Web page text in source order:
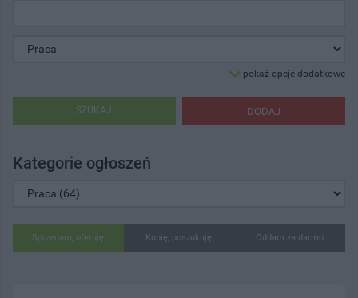
pokaż opcje dodatkowe
DODAJ
SZUKAJ
Kategorie ogłoszeń
Sprzedam, oferuję Kupię, poszukuję Oddam za darmo